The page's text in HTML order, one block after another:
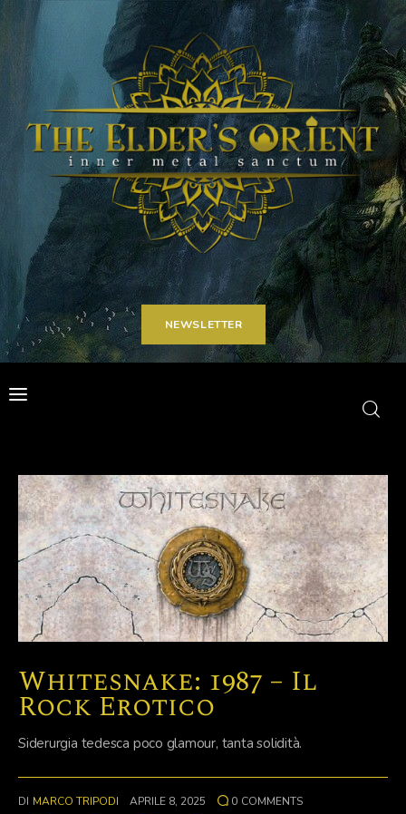
NEWSLETTER
Home
Articoli
Carriere
Spot on
Contatti
Whitesnake: 1987 – Il
Rock Erotico
Siderurgia tedesca poco glamour, tanta solidità.
DI MARCO TRIPODI APRILE 8, 2025 0 COMMENTS